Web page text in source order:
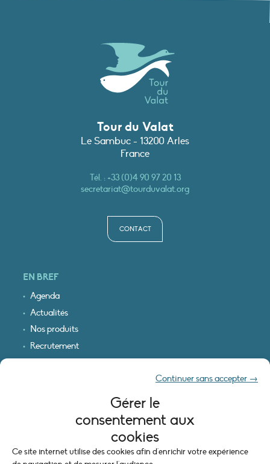
Gérer le
consentement aux
cookies
Ce site internet utilise des cookies afin d'enrichir votre expérience
Continuer sans accepter →
Tour du Valat
Le Sambuc - 13200 Arles
France
Tél. :+33 (0)4 90 97 20 13
secretariat@tourduvalat.org
CONTACT
EN BREF
Agenda
Actualités
Nos produits
Recrutement
INFORMATIONS LÉGALES
Mentions légales
Politique de cookies (UE)